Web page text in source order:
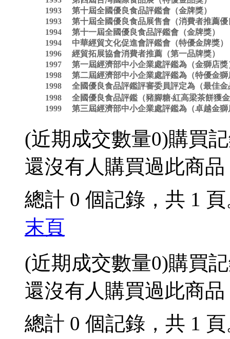
1993 第十屆全國優良食品評鑑會（金牌獎）
1993 第十屆全國優良食品展售會（消費者推薦優
1994 第十一屆全國優良食品評鑑會（金牌獎）
1994 中華經貿文化促進會評鑑會（特優金牌獎）
1996 經貿拓展協會消費者推薦（第一品牌獎）
1997 第一屆經濟部中小企業處評鑑為（金獅店獎
1998 第二屆經濟部中小企業處評鑑為（特優金獅
1998 全國優良食品評鑑評審委員評定為（最佳金
1998 全國優良食品評鑑（豬腳糖‧紅高梁茶餅獲
1999 第三屆經濟部中小企業處評鑑為（卓越金獅
(近期成交數量0)購買
還沒有人購買過此商品
總計 0 個記錄，共 1
末頁
(近期成交數量0)購買
還沒有人購買過此商品
總計 0 個記錄，共 1